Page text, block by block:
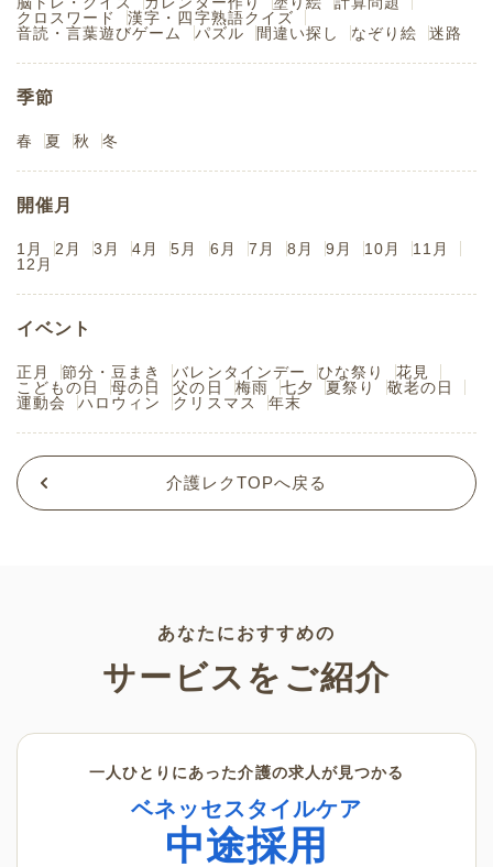
クロスワード
漢字・四字熟語クイズ
音読・言葉遊びゲーム
パズル 間違い探し なぞり絵 迷路
季節
春 夏 秋 冬
開催月
1月 2月 3月 4月 5月 6月 7月 8月 9月 10月
11月
12月
イベント
正月 節分・豆まき バレンタインデー ひな祭り
花見
こどもの日
母の日 父の日 梅雨 七夕 夏祭り
敬老の日
運動会
ハロウィン クリスマス 年末
介護レクTOPへ戻る
あなたにおすすめの
サービスをご紹介
一人ひとりにあった介護の求人が見つかる
ベネッセスタイルケア
中途採用